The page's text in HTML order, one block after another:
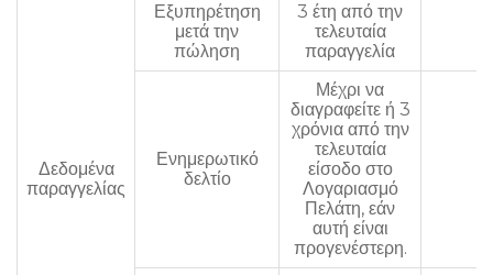
Δεδομένα
παραγγελίας
Εξυπηρέτηση
μετά την
πώληση
3 έτη από την
τελευταία
παραγγελία
Ενημερωτικό
δελτίο
Μέχρι να
διαγραφείτε ή 3
χρόνια από την
τελευταία
είσοδο στο
Λογαριασμό
Πελάτη, εάν
αυτή είναι
προγενέστερη.